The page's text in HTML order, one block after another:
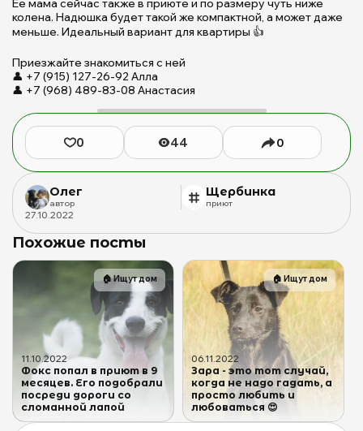
для
ЮЗАО
Ее мама сейчас также в приюте и по размеру чуть ниже
колена. Надюшка будет такой же компактной, а может даже
меньше. Идеальный вариант для квартиры 👍
Приезжайте знакомиться с ней
👤 +7 (915) 127-26-92 Алла
👤 +7 (968) 489-83-08 Анастасия
0 44 0
Олег
автор
Щербинка
приют
27.10.2022
Похожие посты
11.10.2022
Фокс попал в приют в 9
месяцев. Его подобрали
посреди дороги со
сломанной лапой
🏠Ищут дом
06.11.2022
Зара - это тот случай,
когда не надо гадать, а
просто любить и
любоваться 😍
🏠 Ищут дом